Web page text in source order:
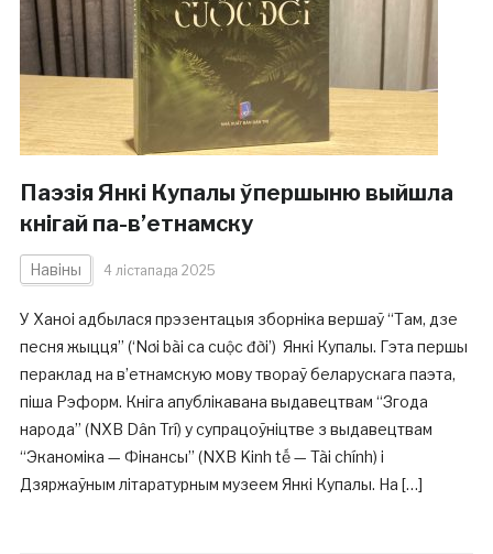
Паэзія Янкі Купалы ўпершыню выйшла
кнігай па-в’етнамску
Навіны 4 лістапада 2025
У Ханоі адбылася прэзентацыя зборніка вершаў “Там, дзе
песня жыцця” (‘Nơi bài ca cuộc đời’) Янкі Купалы. Гэта першы
пераклад на в’етнамскую мову твораў беларускага паэта,
піша Рэформ. Кніга апублікавана выдавецтвам “Згода
народа” (NXB Dân Trí) у супрацоўніцтве з выдавецтвам
“Эканоміка — Фінансы” (NXB Kinh tế — Tài chính) і
Дзяржаўным літаратурным музеем Янкі Купалы. На […]